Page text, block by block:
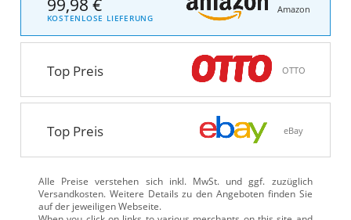
99,98 €
KOSTENLOSE LIEFERUNG
Amazon
Top Preis OTTO
Top Preis eBay
Alle Preise verstehen sich inkl. MwSt. und ggf. zuzüglich
Versandkosten. Weitere Details zu den Angeboten finden Sie
auf der jeweiligen Webseite.